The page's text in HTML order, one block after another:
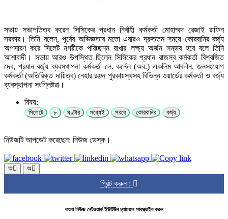
সভায় সভাপতিত্ব করেন সিসিকের প্রধান নির্বাহী কর্মকর্তা মোহাম্মদ রেজাই রাফিন
সরকার। তিনি বলেন, পূর্বের অভিজ্ঞতার মতো এবারও দ্রুততম সময়ে কোরবানির বর্জ্য
অপসারণ করে সিলেট নগরীকে পরিচ্ছন্ন রাখার লক্ষ্য অর্জন সম্ভব হবে বলে তিনি
আশাবাদী। সভায় আরও উপস্থিত ছিলেন সিসিকের প্রধান রাজস্ব কর্মকর্তা বিশ্বজিত
দেব, প্রধান বর্জ্য ব্যবস্থাপনা কর্মকর্তা লে. কর্নেল (অব.) একলিম আবদীন, জনসংযোগ
কর্মকর্তা (অতিরিক্ত দায়িত্ব) নেহার রঞ্জন পুরকায়স্থসহ বিভিন্ন ওয়ার্ডের কর্মকর্তা ও বর্জ্য
ব্যবস্থাপনা সংশ্লিষ্টরা।
বিষয়:
সিলেটে ৮ ঘণ্টার মধ্যেই সরবে কোরবানির বর্জ্য
নিউজটি আপডেট করেছেন: নিউজ ডেস্ক।
অ অ
প্রিন্ট করুন :
বাংলা নিউজ নেটওয়ার্ক ইউটিউব চ্যানেলে সাবস্ক্রাইব করুন